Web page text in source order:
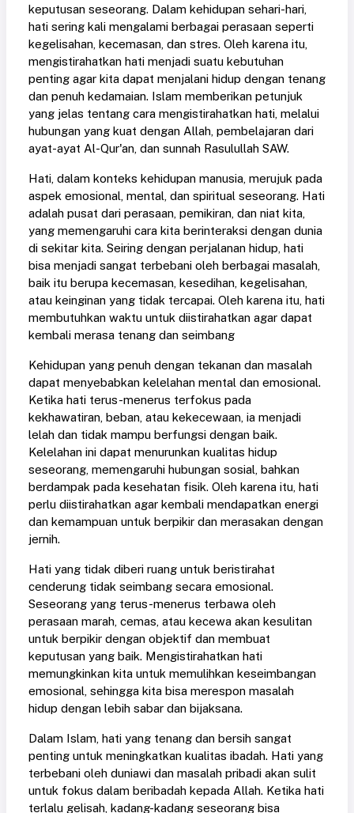
keputusan seseorang. Dalam kehidupan sehari-hari,
hati sering kali mengalami berbagai perasaan seperti
kegelisahan, kecemasan, dan stres. Oleh karena itu,
mengistirahatkan hati menjadi suatu kebutuhan
penting agar kita dapat menjalani hidup dengan tenang
dan penuh kedamaian. Islam memberikan petunjuk
yang jelas tentang cara mengistirahatkan hati, melalui
hubungan yang kuat dengan Allah, pembelajaran dari
ayat-ayat Al-Qur'an, dan sunnah Rasulullah SAW.
Hati, dalam konteks kehidupan manusia, merujuk pada
aspek emosional, mental, dan spiritual seseorang. Hati
adalah pusat dari perasaan, pemikiran, dan niat kita,
yang memengaruhi cara kita berinteraksi dengan dunia
di sekitar kita. Seiring dengan perjalanan hidup, hati
bisa menjadi sangat terbebani oleh berbagai masalah,
baik itu berupa kecemasan, kesedihan, kegelisahan,
atau keinginan yang tidak tercapai. Oleh karena itu, hati
membutuhkan waktu untuk diistirahatkan agar dapat
kembali merasa tenang dan seimbang
Kehidupan yang penuh dengan tekanan dan masalah
dapat menyebabkan kelelahan mental dan emosional.
Ketika hati terus-menerus terfokus pada
kekhawatiran, beban, atau kekecewaan, ia menjadi
lelah dan tidak mampu berfungsi dengan baik.
Kelelahan ini dapat menurunkan kualitas hidup
seseorang, memengaruhi hubungan sosial, bahkan
berdampak pada kesehatan fisik. Oleh karena itu, hati
perlu diistirahatkan agar kembali mendapatkan energi
dan kemampuan untuk berpikir dan merasakan dengan
jernih.
Hati yang tidak diberi ruang untuk beristirahat
cenderung tidak seimbang secara emosional.
Seseorang yang terus-menerus terbawa oleh
perasaan marah, cemas, atau kecewa akan kesulitan
untuk berpikir dengan objektif dan membuat
keputusan yang baik. Mengistirahatkan hati
memungkinkan kita untuk memulihkan keseimbangan
emosional, sehingga kita bisa merespon masalah
hidup dengan lebih sabar dan bijaksana.
Dalam Islam, hati yang tenang dan bersih sangat
penting untuk meningkatkan kualitas ibadah. Hati yang
terbebani oleh duniawi dan masalah pribadi akan sulit
untuk fokus dalam beribadah kepada Allah. Ketika hati
terlalu gelisah, kadang-kadang seseorang bisa